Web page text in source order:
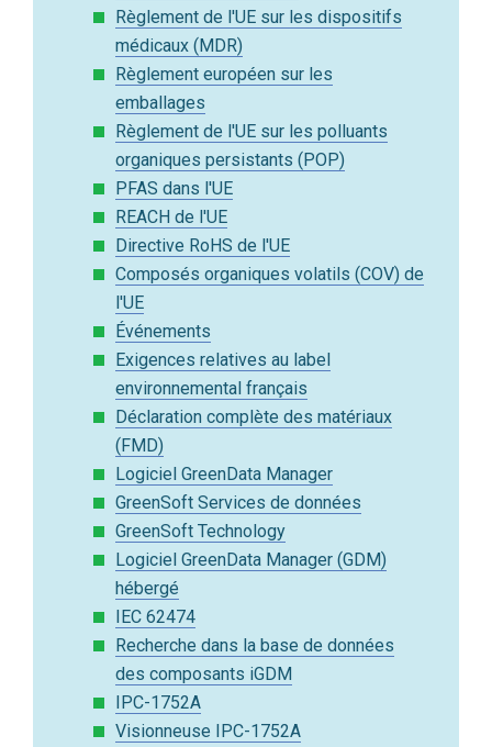
Règlement de l'UE sur les dispositifs
médicaux (MDR)
Règlement européen sur les
emballages
Règlement de l'UE sur les polluants
organiques persistants (POP)
PFAS dans l'UE
REACH de l'UE
Directive RoHS de l'UE
Composés organiques volatils (COV) de
l'UE
Événements
Exigences relatives au label
environnemental français
Déclaration complète des matériaux
(FMD)
Logiciel GreenData Manager
GreenSoft Services de données
GreenSoft Technology
Logiciel GreenData Manager (GDM)
hébergé
IEC 62474
Recherche dans la base de données
des composants iGDM
IPC-1752A
Visionneuse IPC-1752A